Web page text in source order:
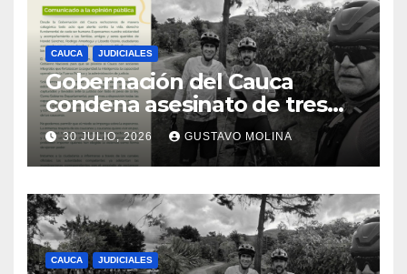
CAUCA JUDICIALES
Gobernación del Cauca
condena asesinato de tres
ciudadanos y exige medidas
urgentes al Gobierno
Nacional
30 JULIO, 2026 GUSTAVO MOLINA
CAUCA JUDICIALES